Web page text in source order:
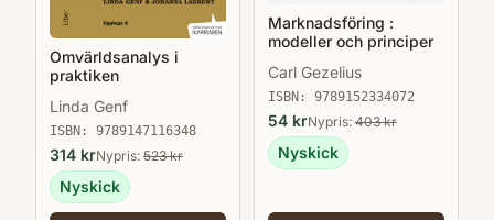
Omvärldsanalys i
praktiken
Linda Genf
ISBN: 9789147116348
314 krNypris: 523kr
Nyskick
Marknadsföring :
modeller och principer
Carl Gezelius
ISBN: 9789152334072
54 krNypris: 403kr
Nyskick